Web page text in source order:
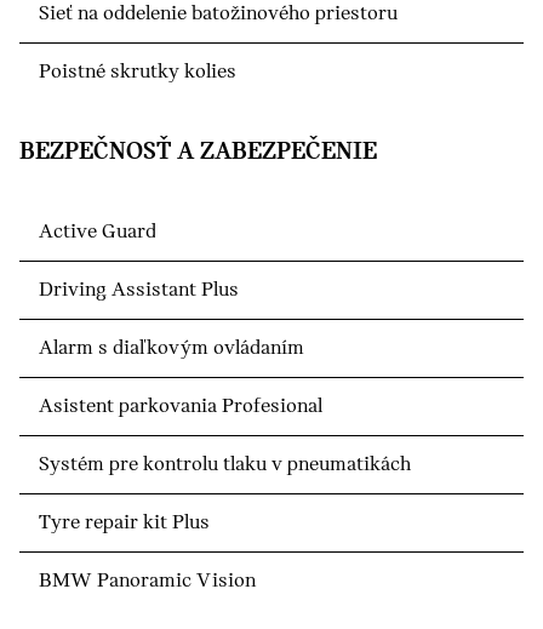
Sieť na oddelenie batožinového priestoru
Poistné skrutky kolies
BEZPEČNOSŤ A ZABEZPEČENIE
Active Guard
Driving Assistant Plus
Alarm s diaľkovým ovládaním
Asistent parkovania Profesional
Systém pre kontrolu tlaku v pneumatikách
Tyre repair kit Plus
BMW Panoramic Vision